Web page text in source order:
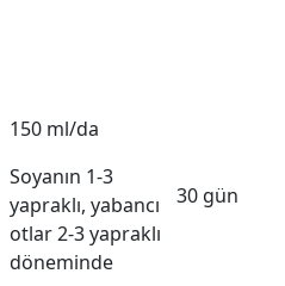
150 ml/da
Soyanın 1-3
yapraklı, yabancı
otlar 2-3 yapraklı
döneminde
30 gün